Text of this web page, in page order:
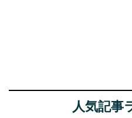
人気記事